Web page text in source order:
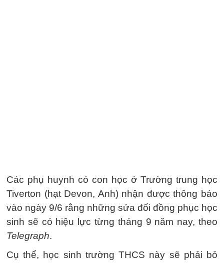
Các phụ huynh có con học ở Trường trung học
Tiverton (hạt Devon, Anh) nhận được thông báo
vào ngày 9/6 rằng những sửa đổi đồng phục học
sinh sẽ có hiệu lực từng tháng 9 năm nay, theo
Telegraph.
Cụ thể, học sinh trường THCS này sẽ phải bỏ